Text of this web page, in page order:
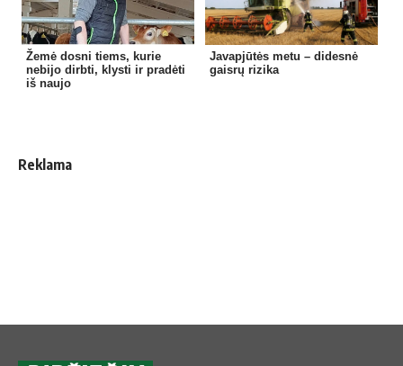
Žemė dosni tiems, kurie
nebijo dirbti, klysti ir pradėti
iš naujo
Javapjūtės metu – didesnė
gaisrų rizika
Reklama